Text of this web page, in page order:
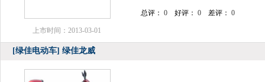
上市时间：2013-03-01
总评： 0 好评： 0 差评： 0
[绿佳电动车] 绿佳龙威